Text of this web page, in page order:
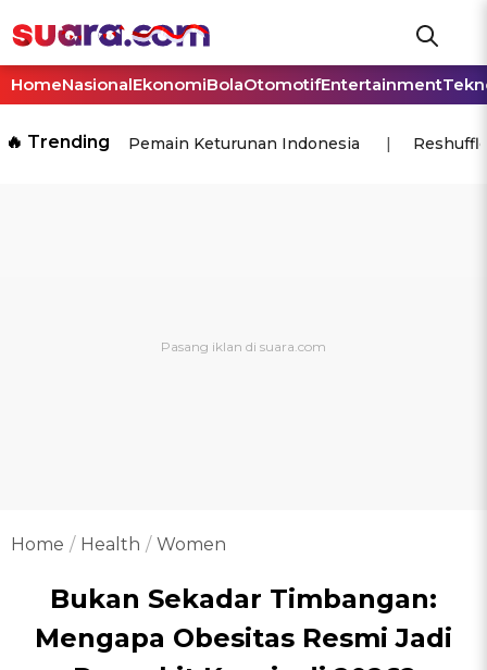
HomeNasionalEkonomiBolaOtomotifEntertainment
🔥 Trending Pemain Keturunan Indonesia
Home Health Women
Bukan Sekadar Timbangan:
Mengapa Obesitas Resmi Jadi